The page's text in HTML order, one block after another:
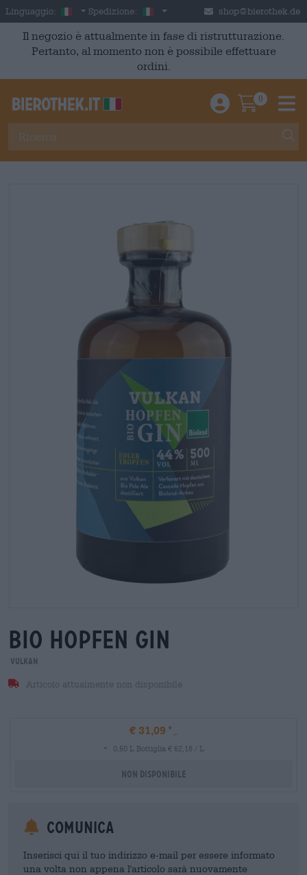
Skip to main content
Linguaggio: Italian
Spedizione: Italia shop@bierothek.de
Il negozio è attualmente in fase di ristrutturazione.
Pertanto, al momento non è possibile effettuare
ordini.
Einloggen /
0
bio hopfen gin
Vulkan
Articolo attualmente non disponibile
€ 31,09
-
0,50 L Bottiglia € 62,18 / L
Non disponibile
Comunica
Inserisci qui il tuo indirizzo e-mail per essere informato
una volta non appena l'articolo sarà nuovamente